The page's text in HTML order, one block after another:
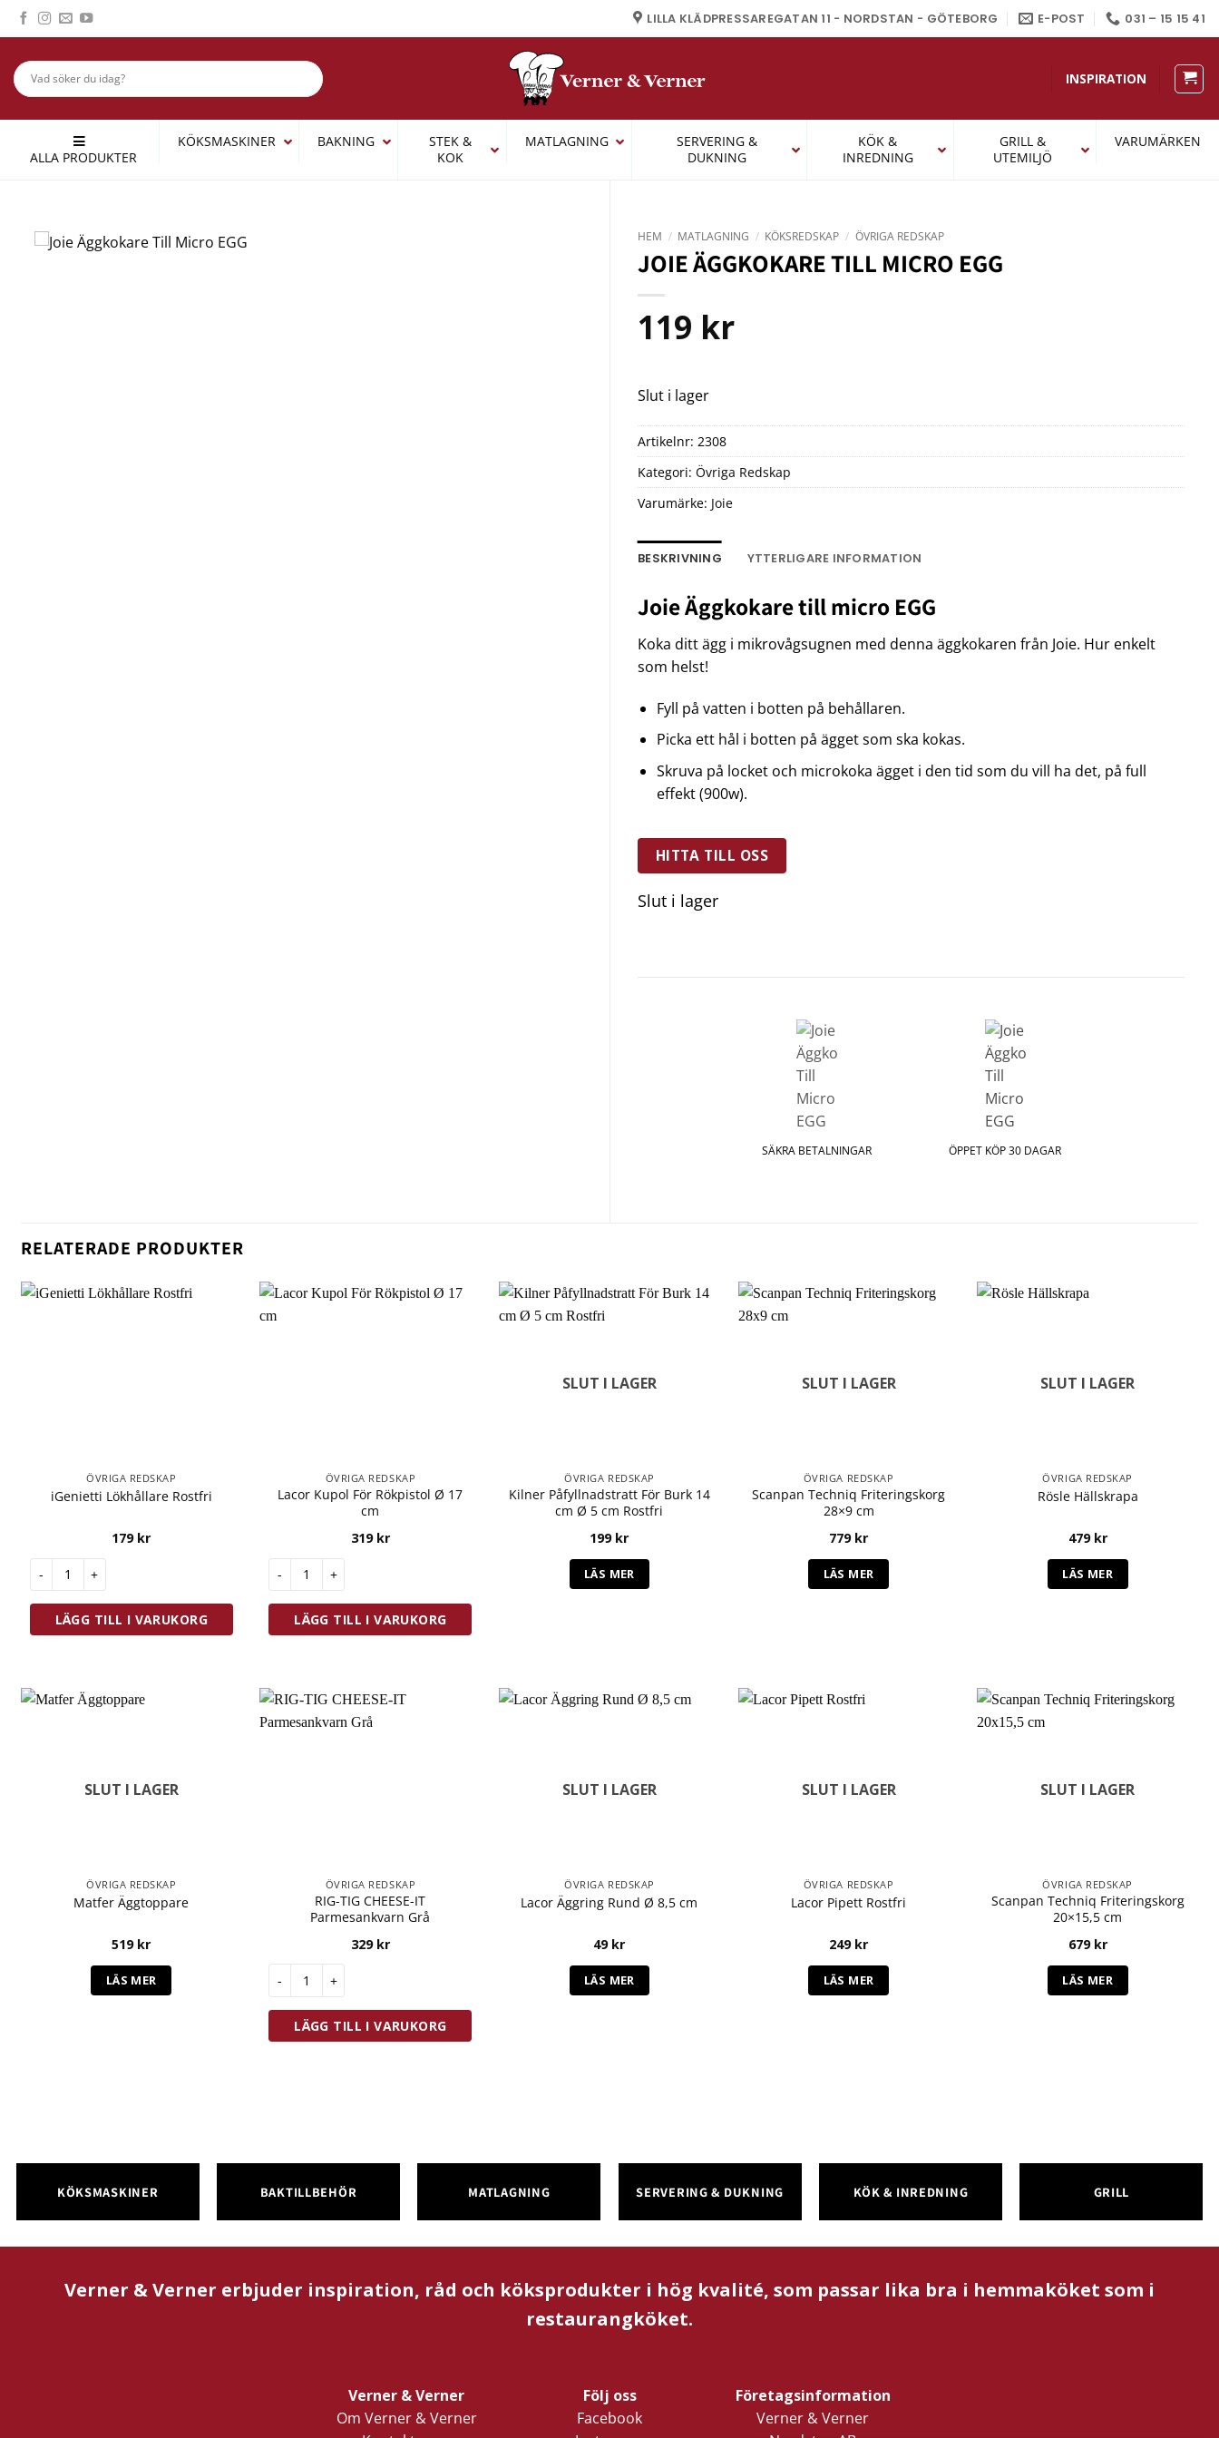
Skip
to
LILLA KLÄDPRESSAREGATAN 11 - NORDSTAN - GÖTEBORG E-POST 031 – 15 15 41
INSPIRATION
ALLA PRODUKTER
KÖKSMASKINER BAKNING
STEK &
KOK
MATLAGNING
SERVERING &
DUKNING
KÖK &
INREDNING
GRILL &
UTEMILJÖ
VARUMÄRKEN
HEM / MATLAGNING / KÖKSREDSKAP / ÖVRIGA REDSKAP
JOIE ÄGGKOKARE TILL MICRO EGG
119 kr
Slut i lager
Artikelnr: 2308
Kategori: Övriga Redskap
Varumärke: Joie
BESKRIVNING YTTERLIGARE INFORMATION
Joie Äggkokare till micro EGG
Koka ditt ägg i mikrovågsugnen med denna äggkokaren från Joie. Hur enkelt
som helst!
Fyll på vatten i botten på behållaren.
Picka ett hål i botten på ägget som ska kokas.
Skruva på locket och microkoka ägget i den tid som du vill ha det, på full
effekt (900w).
HITTA TILL OSS
Slut i lager
SÄKRA BETALNINGAR ÖPPET KÖP 30 DAGAR
RELATERADE PRODUKTER
ÖVRIGA REDSKAP
iGenietti Lökhållare Rostfri
179 kr
LÄGG TILL I VARUKORG
ÖVRIGA REDSKAP
Lacor Kupol För Rökpistol Ø 17
cm
319 kr
LÄGG TILL I VARUKORG
SLUT I LAGER
ÖVRIGA REDSKAP
Kilner Påfyllnadstratt För Burk 14
cm Ø 5 cm Rostfri
199 kr
LÄS MER
SLUT I LAGER
ÖVRIGA REDSKAP
Scanpan Techniq Friteringskorg
28×9 cm
779 kr
LÄS MER
SLUT I LAGER
ÖVRIGA REDSKAP
Rösle Hällskrapa
479 kr
LÄS MER
SLUT I LAGER
ÖVRIGA REDSKAP
Matfer Äggtoppare
519 kr
LÄS MER
ÖVRIGA REDSKAP
RIG-TIG CHEESE-IT
Parmesankvarn Grå
329 kr
LÄGG TILL I VARUKORG
SLUT I LAGER
ÖVRIGA REDSKAP
Lacor Äggring Rund Ø 8,5 cm
49 kr
LÄS MER
SLUT I LAGER
ÖVRIGA REDSKAP
Lacor Pipett Rostfri
249 kr
LÄS MER
SLUT I LAGER
ÖVRIGA REDSKAP
Scanpan Techniq Friteringskorg
20×15,5 cm
679 kr
LÄS MER
KÖKSMASKINER BAKTILLBEHÖR MATLAGNING SERVERING & DUKNING KÖK & INREDNING GRILL
Verner & Verner erbjuder inspiration, råd och köksprodukter i hög kvalité, som passar lika bra i hemmaköket som i
restaurangköket.
Verner & Verner
Om Verner & Verner
Följ oss
Facebook
Företagsinformation
Verner & Verner